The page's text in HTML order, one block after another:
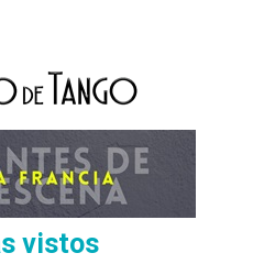
vistos